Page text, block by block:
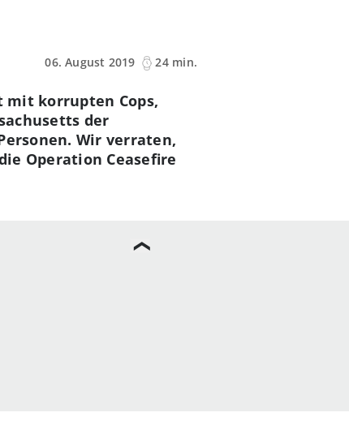
06. August 2019
24 min.
korrupten Cops,
der
Wir verraten,
Operation Ceasefire